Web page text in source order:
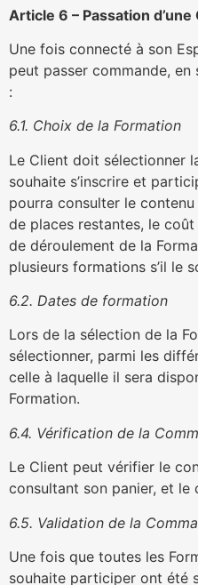
Article 6 – Passation d’une
Une fois connecté à son
peut passer commande,
:
6.1. Choix de la Formation
Le Client doit sélectionner
souhaite s’inscrire et
pourra consulter le
de places restantes, le
de déroulement de la
plusieurs formations s’il le
6.2. Dates de formation
Lors de la sélection de la
sélectionner, parmi les
celle à laquelle il sera
Formation.
6.4. Vérification de la
Le Client peut vérifier le
consultant son panier, et le
6.5. Validation de la
Une fois que toutes les
souhaite participer ont été